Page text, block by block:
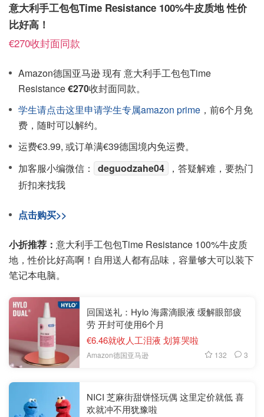
意大利手工包包Time Resistance 100%牛皮质地 性价
比好高！
€270收封面同款
Amazon德国亚马逊 现有 意大利手工包包Time
Resistance€270收封面同款。
学生请点击这里申请学生专属amazon prime ，前6个月免
费，随时可以解约。
运费€3.99, 或订单满€39德国境内免运费。
加客服小编微信：
deguodzahe04
，答疑解难，要热门
折扣来找我
点击购买>>
小折推荐： 意大利手工包包Time Resistance 100%牛皮质
地，性价比好高啊！自用送人都有品味，容量够大可以装下
笔记本电脑。
回国送礼：Hylo 海露滴眼液 缓解眼部疲
劳 开封可使用6个月
€6.46就收人工泪液 划算哭啦
Amazon德国亚马逊 132 3
NICI 芝麻街甜饼怪玩偶 这里定价就低 喜
欢就冲不用犹豫啦